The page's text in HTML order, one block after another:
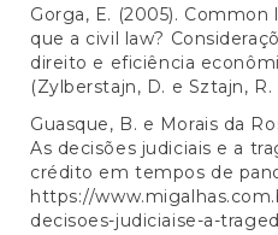
Gorga, E. (2005).
que a civil law?
direito e eficiência
(Zylberstajn, D. e Sztajn, R.
Guasque, B. e Morais da
As decisões judiciais e a
crédito em tempos de
https://
decisoes-judiciaise-a-